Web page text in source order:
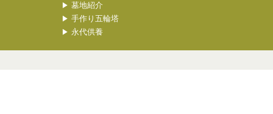
▶ 墓地紹介
▶ 手作り五輪塔
▶ 永代供養